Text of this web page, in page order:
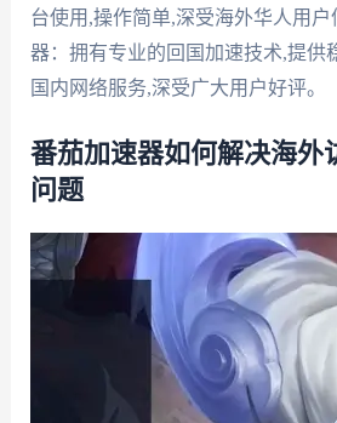
台使用,操作简单,深受海外华人用户
器：拥有专业的回国加速技术,提供
国内网络服务,深受广大用户好评。
番茄加速器如何解决海外
问题